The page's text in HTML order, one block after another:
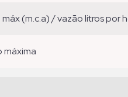
máx (m.c.a) / vazão litros por
máxima